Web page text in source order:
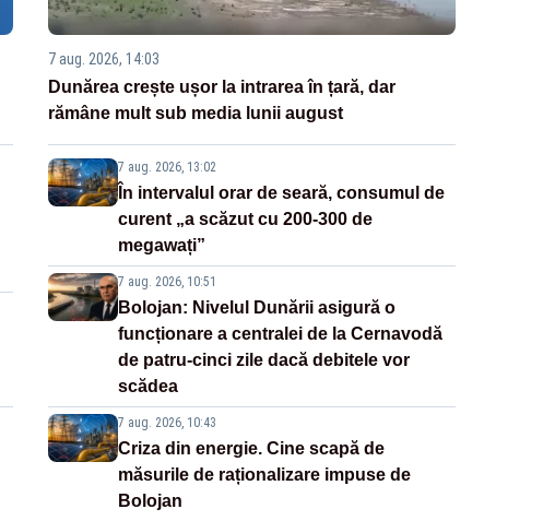
7 aug. 2026, 14:03
Dunărea crește ușor la intrarea în țară, dar
rămâne mult sub media lunii august
7 aug. 2026, 13:02
În intervalul orar de seară, consumul de
curent „a scăzut cu 200-300 de
megawați”
7 aug. 2026, 10:51
Bolojan: Nivelul Dunării asigură o
funcționare a centralei de la Cernavodă
de patru-cinci zile dacă debitele vor
scădea
7 aug. 2026, 10:43
Criza din energie. Cine scapă de
măsurile de raționalizare impuse de
Bolojan